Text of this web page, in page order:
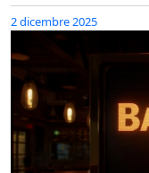
2 dicembre 2025